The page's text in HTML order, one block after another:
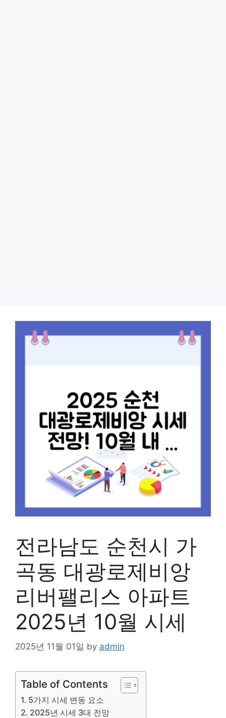
전라남도 순천시 가
곡동 대광로제비앙
리버팰리스 아파트
2025년 10월 시세
2025년 11월 01일 by admin
Table of Contents
5가지 시세 변동 요소
2025년 시세 3대 전망